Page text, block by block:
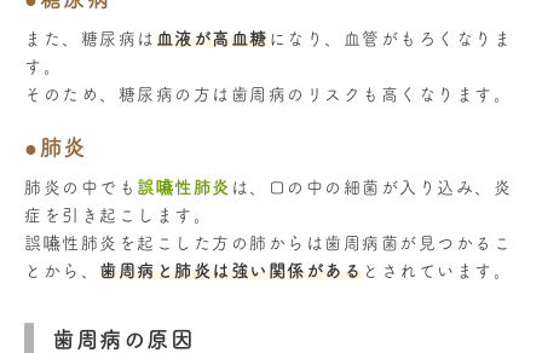
また、糖尿病は 血液が高血糖になり、血管がもろくなりま
す。
そのため、糖尿病の方は歯周病のリスクも高くなります。
●肺炎
肺炎の中でも 誤嚥性肺炎 は、口の中の細菌が入り込み、炎
症を引き起こします。
誤嚥性肺炎を起こした方の肺からは歯周病菌が見つかるこ
とから、 歯周病と肺炎は強い関係がある とされています。
歯周病の原因